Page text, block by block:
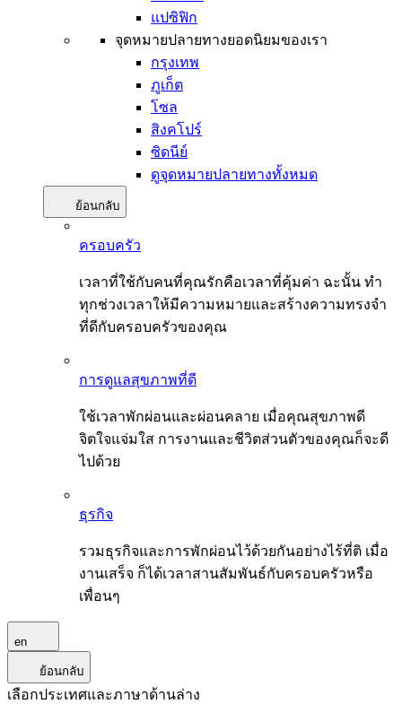
แปซิฟิก
จุดหมายปลายทางยอดนิยมของเรา
กรุงเทพ
ภูเก็ต
โซล
สิงคโปร์
ซิดนีย์
ดูจุดหมายปลายทางทั้งหมด
ย้อนกลับ
ครอบครัว
เวลาที่ใช้กับคนที่คุณรักคือเวลาที่คุ้มค่า ฉะนั้น ทำ
ทุกช่วงเวลาให้มีความหมายและสร้างความทรงจำ
ที่ดีกับครอบครัวของคุณ
การดูแลสุขภาพที่ดี
ใช้เวลาพักผ่อนและผ่อนคลาย เมื่อคุณสุขภาพดี
จิตใจแจ่มใส การงานและชีวิตส่วนตัวของคุณก็จะดี
ไปด้วย
ธุรกิจ
รวมธุรกิจและการพักผ่อนไว้ด้วยกันอย่างไร้ที่ติ เมื่อ
งานเสร็จ ก็ได้เวลาสานสัมพันธ์กับครอบครัวหรือ
เพื่อนๆ
en
ย้อนกลับ
เลือกประเทศและภาษาด้านล่าง